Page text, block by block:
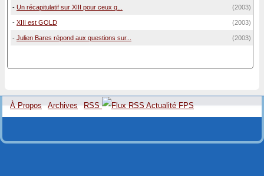
- Un récapitulatif sur XIII pour ceux q... (2003)
- XIII est GOLD (2003)
- Julien Bares répond aux questions sur... (2003)
À Propos Archives RSS